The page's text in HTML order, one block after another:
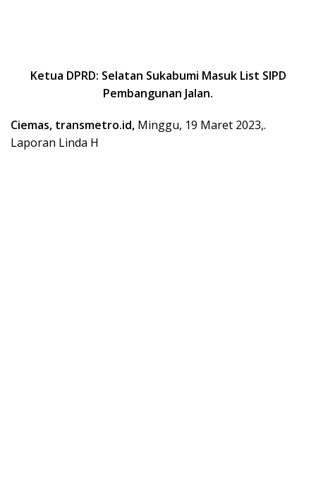
Ketua DPRD: Selatan Sukabumi Masuk List SIPD
Pembangunan Jalan.
Ciemas, transmetro.id, Minggu, 19 Maret 2023,.
Laporan Linda H